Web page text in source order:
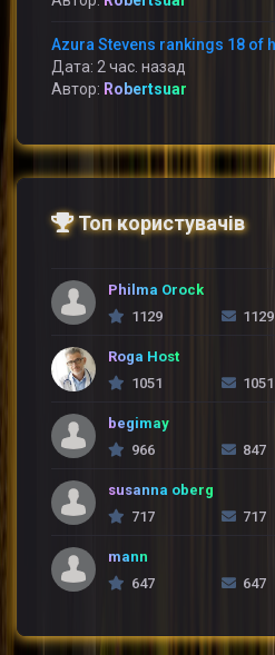
Дата: 2 час. назад
Автор: Robertsuar
Топ користувачів
Philma Orock
1129
1129
Roga Host
1051
1051
begimay
966
847
susanna oberg
717
717
mann
647
647